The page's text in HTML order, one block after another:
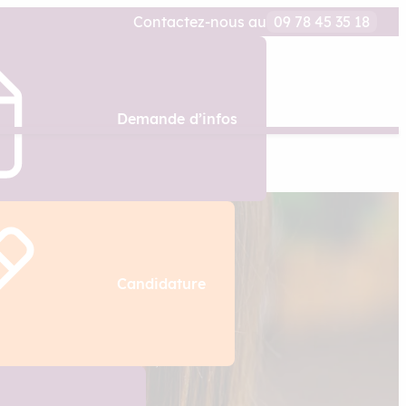
Contactez-nous au 09 78 45 35 18
Demande d’infos
Candidature